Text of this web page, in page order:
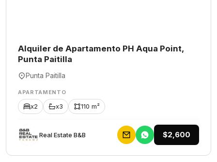
Alquiler de Apartamento PH Aqua Point,
Punta Paitilla
Punta Paitilla
APARTAMENTO
x2 x3 110 m²
Rеаl Еstаtе В&В $2,600